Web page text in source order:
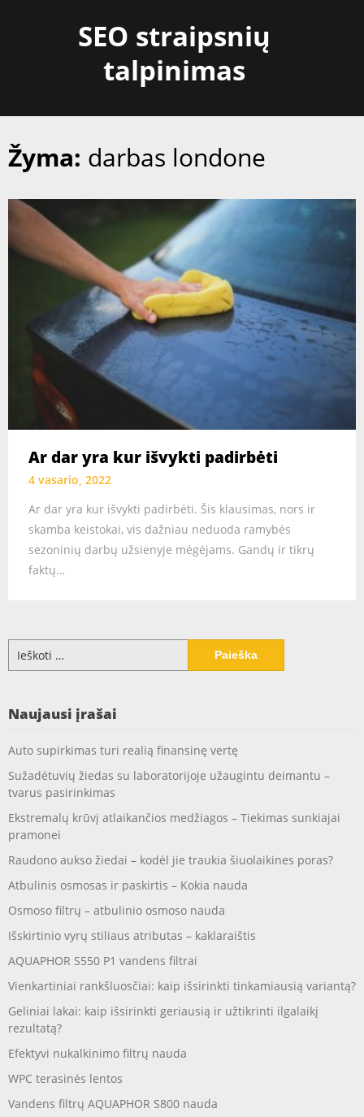
SEO straipsnių
talpinimas
Žyma: darbas londone
Ar dar yra kur išvykti padirbėti
4 vasario, 2022
Ar dar yra kur išvykti padirbėti. Šis klausimas, nors ir
skamba keistokai, vis dažniau neduoda ramybės
sezoninių darbų užsienyje mėgėjams. Gandų ir tikrų
faktų…
Ieškoti:
Naujausi įrašai
Auto supirkimas turi realią finansinę vertę
Sužadėtuvių žiedas su laboratorijoje užaugintu deimantu –
tvarus pasirinkimas
Ekstremalų krūvį atlaikančios medžiagos – Tiekimas sunkiajai
pramonei
Raudono aukso žiedai – kodėl jie traukia šiuolaikines poras?
Atbulinis osmosas ir paskirtis – Kokia nauda
Osmoso filtrų – atbulinio osmoso nauda
Išskirtinio vyrų stiliaus atributas – kaklaraištis
AQUAPHOR S550 P1 vandens filtrai
Vienkartiniai rankšluosčiai: kaip išsirinkti tinkamiausią variantą?
Geliniai lakai: kaip išsirinkti geriausią ir užtikrinti ilgalaikį
rezultatą?
Efektyvi nukalkinimo filtrų nauda
WPC terasinės lentos
Vandens filtrų AQUAPHOR S800 nauda